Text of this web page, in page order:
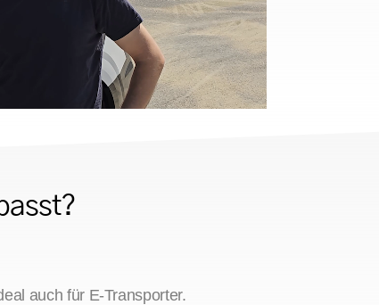
auch für E-Transporter.